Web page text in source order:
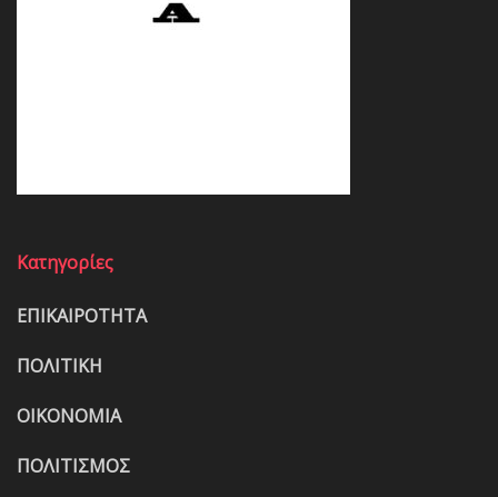
Κατηγορίες
ΕΠΙΚΑΙΡΟΤΗΤΑ
ΠΟΛΙΤΙΚΗ
ΟΙΚΟΝΟΜΙΑ
ΠΟΛΙΤΙΣΜΟΣ